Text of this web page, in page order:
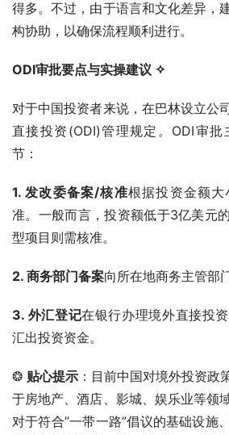
得多。不过，由于语言和文化差异，
构协助，以确保流程顺利进行。
ODI审批要点与实操建议 ✧
对于中国投资者来说，在巴林设立公
直接投资(ODI)管理规定。ODI审
节：
1. 发改委备案/核准根据投资金额
准。一般而言，投资额低于3亿美元
型项目则需核准。
2. 商务部门备案向所在地商务主管部
3. 外汇登记在银行办理境外直接投
汇出投资资金。
❂ 贴心提示 ：目前中国对境外投资政
于房地产、酒店、影城、娱乐业等领
对于符合”一带一路”倡议的基础设施